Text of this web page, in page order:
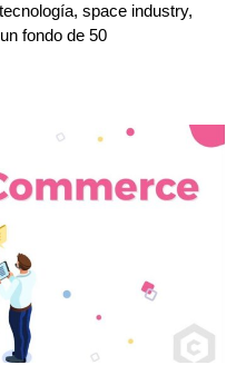
space industry,
fondo de 50